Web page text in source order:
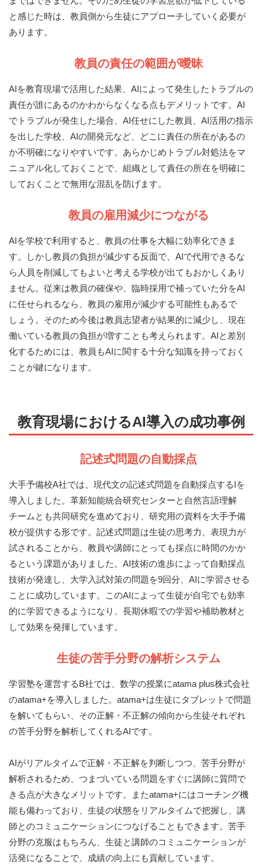
と感じた時は、教員側から生徒にアプローチしていく必要が
あります。
教員の責任の範囲が曖昧
AIを教育現場で活用した結果、AIによって発生したトラブルの
責任が誰にあるのかわからなくなる点もデメリットです。AI
でトラブルが発生した場合、AI任せにした教員、AI活用の指示
を出した学校、AIの開発元など、どこに責任の所在があるの
か不明確になりやすいです。あらかじめトラブル対処法をマ
ニュアル化しておくことで、組織として責任の所在を明確に
しておくことで無用な混乱を防げます。
教員の雇用減少につながる
AIを学校で利用すると、教員の仕事を大幅に効率化できま
す。しかし教員の負担が減少する反面で、AIで代用できるな
ら人員を削減してもよいと考える学校が出てもおかしくあり
ません。従来は教員の確保や、臨時採用で補っていた分をAI
に任せられるなら、教員の雇用が減少する可能性もあるで
しょう。そのため今後は教員志望者が結果的に減少し、現在
働いている教員の負担が増すことも考えられます。AIと差別
化するためには、教員もAIに関する十分な知識を持っておく
ことが鍵になります。
教育現場におけるAI導入の成功事例
記述式問題の自動採点
大手予備校A社では、現代文の記述式問題を自動採点するIを
導入しました。革新知能統合研究センターと自然言語理解
チームとも共同研究を進めており、研究用の資料を大手予備
校が提供する形です。記述式問題は生徒の思考力、表現力が
試されることから、教員や講師にとっても採点に時間のかか
るという課題がありました。AI技術の進歩によって自動採点
技術が発達し、大学入試対策の問題を9回分、AIに学習させる
ことに成功しています。このAIによって生徒が自宅でも効率
的に学習できるようになり、長期休暇での学習や補助教材と
して効果を発揮しています。
生徒の苦手分野の解析システム
学習塾を運営するB社では、数学の授業にatama plus株式会社
のatama+を導入しました。atama+は生徒にタブレットで問題
を解いてもらい、その正解・不正解の傾向から生徒それぞれ
の苦手分野を解析してくれるAIです。
AIがリアルタイムで正解・不正解を判断しつつ、苦手分野が
解析されるため、つまづいている問題をすぐに講師に質問で
きる点が大きなメリットです。またatama+にはコーチング機
能も備わっており、生徒の状態をリアルタイムで把握し、講
師とのコミュニケーションにつなげることもできます。苦手
分野の克服はもちろん、生徒と講師のコミュニケーションが
活発になることで、成績の向上にも貢献しています。